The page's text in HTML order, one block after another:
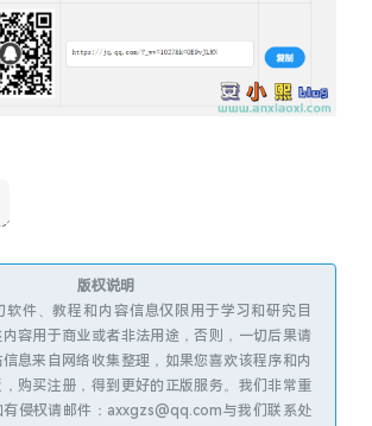
版权说明
软件、教程和内容信息仅限用于学习和研究目
容用于商业或者非法用途，否则，一切后果请
息来自网络收集整理，如果您喜欢该程序和内
购买注册，得到更好的正版服务。我们非常重
有侵权请邮件：axxgzs@qq.com与我们联系处